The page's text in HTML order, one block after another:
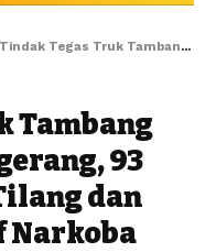
Tindak Tegas Truk Tambang Melanggar di Tangerang, 93 Diputar Balik, 21 Tilang dan Cek Urine 1 Positif Narkoba
Tambang
93
dan
Narkoba